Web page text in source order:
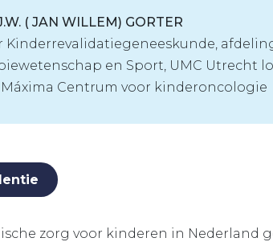
( JAN WILLEM) GORTER
Kinderrevalidatiegeneeskunde,
en Sport, UMC Utrecht
Máxima Centrum voor kinderoncologie
zorg voor kinderen in Nederland